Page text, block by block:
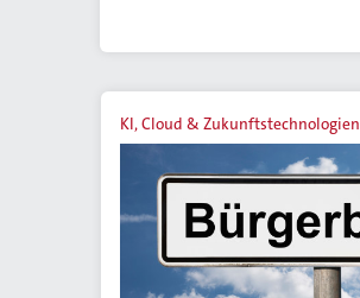
KI, Cloud & Zukunftstechnologien